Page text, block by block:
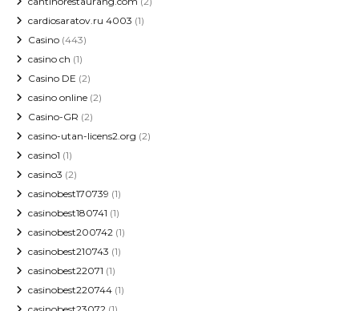
cardiosaratov.ru 4003 (1)
Casino (443)
casino ch (1)
Casino DE (2)
casino online (2)
Casino-GR (2)
casino-utan-licens2.org (2)
casino1 (1)
casino3 (2)
casinobest170739 (1)
casinobest180741 (1)
casinobest200742 (1)
casinobest210743 (1)
casinobest22071 (1)
casinobest220744 (1)